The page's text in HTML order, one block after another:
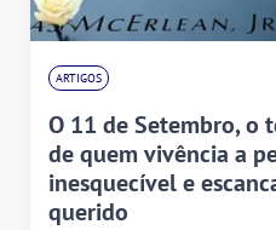
ARTIGOS
O 11 de Setembro, o
de quem vivência a
inesquecível e
querido